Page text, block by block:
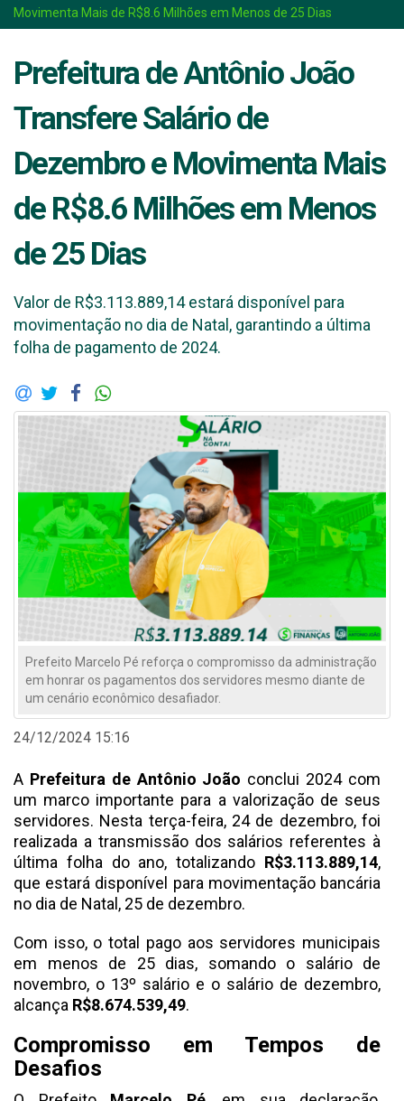
Movimenta Mais de R$8.6 Milhões em Menos de 25 Dias
Prefeitura de Antônio João
Transfere Salário de
Dezembro e Movimenta Mais
de R$8.6 Milhões em Menos
de 25 Dias
Valor de R$3.113.889,14 estará disponível para
movimentação no dia de Natal, garantindo a última
folha de pagamento de 2024.
Prefeito Marcelo Pé reforça o compromisso da administração
em honrar os pagamentos dos servidores mesmo diante de
um cenário econômico desafiador.
24/12/2024 15:16
A Prefeitura de Antônio João conclui 2024 com
um marco importante para a valorização de seus
servidores. Nesta terça-feira, 24 de dezembro, foi
realizada a transmissão dos salários referentes à
última folha do ano, totalizando R$3.113.889,14,
que estará disponível para movimentação bancária
no dia de Natal, 25 de dezembro.
Com isso, o total pago aos servidores municipais
em menos de 25 dias, somando o salário de
novembro, o 13º salário e o salário de dezembro,
alcança R$8.674.539,49.
Compromisso em Tempos de
Desafios